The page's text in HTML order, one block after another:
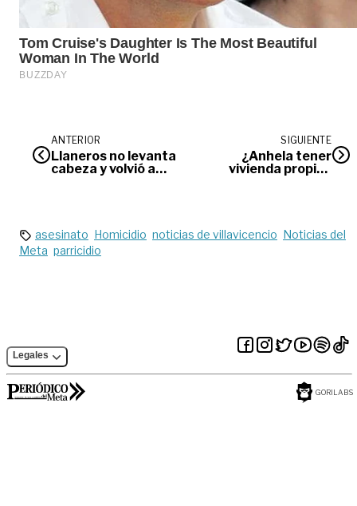
ANTERIOR
Llaneros no levanta
cabeza y volvió a
SIGUIENTE
¿Anhela tener
vivienda propia?
asesinato Homicidio noticias de villavicencio Noticias del
Meta parricidio
Legales
GORILABS